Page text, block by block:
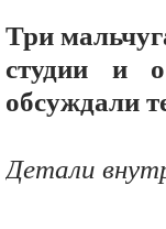
Три
студии и
обсуждали
Детали